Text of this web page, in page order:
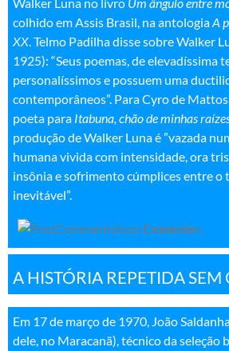
colhido em Assis Brasil, na antologiaA
XX. Telmo Padilha disse sobre Walker
1925): “Seus poemas, de elevadíssima
personalíssimos e possuem uma
contemporâneos”. Para Cyro de
poeta para Itabuna, chão de minhas
produção de Walker Luna é ”vazada
humana vivida com intensidade, ora
insônia e sofrimento cúmplices entre o
inevitável”.
Comente»
A HISTÓRIA REPETIDA
Em 17 de março de 1970, João
dele, no Maracanã), técnico da seleção